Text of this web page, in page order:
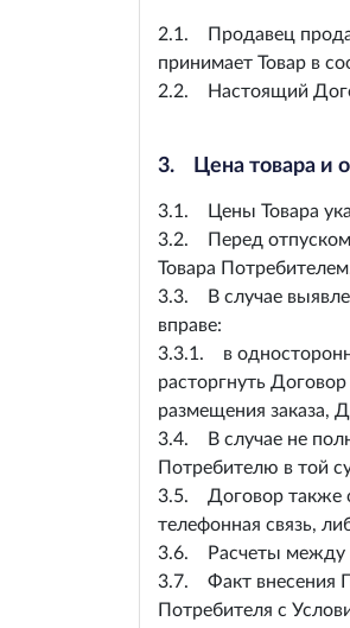
2.1. Продавец
принимает Товар в
2.2. Настоящий
3. Цена товара и
3.1. Цены Товара
3.2. Перед отпуском
Товара
3.3. В случае
вправе:
3.3.1. в
расторгнуть
размещения заказа,
3.4. В случае не
Потребителю в той
3.5. Договор также
телефонная связь,
3.6. Расчеты между
3.7. Факт внесения
Потребителя с